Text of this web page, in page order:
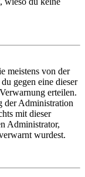
meistens von der
gegen eine dieser
erteilen.
der Administration
mit dieser
Administrator,
wurdest.